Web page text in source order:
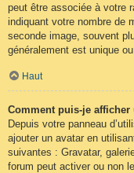
peut être associée à votre
indiquant votre nombre de
seconde image, souvent
généralement est unique
Haut
Comment puis-je afficher
Depuis votre panneau
ajouter un avatar en
suivantes : Gravatar,
forum peut activer ou non